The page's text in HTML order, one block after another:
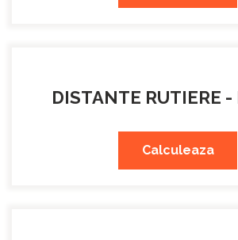
DISTANTE RUTIERE -
Calculeaza